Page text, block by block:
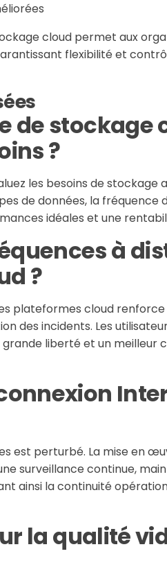
cloud permet aux
flexibilité et
de stockage
?
les besoins de stockage
de données, la
idéales et une
à
?
plateformes cloud
des incidents. Les
liberté et un meilleur
est perturbé. La mise en
surveillance continue,
ainsi la continuité
la qualité